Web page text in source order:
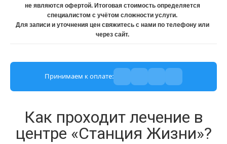
не являются офертой. Итоговая стоимость определяется
специалистом с учётом сложности услуги.
Для записи и уточнения цен свяжитесь с нами по телефону или
через сайт.
Принимаем к оплате:
Как проходит лечение в
центре «Станция Жизни»?